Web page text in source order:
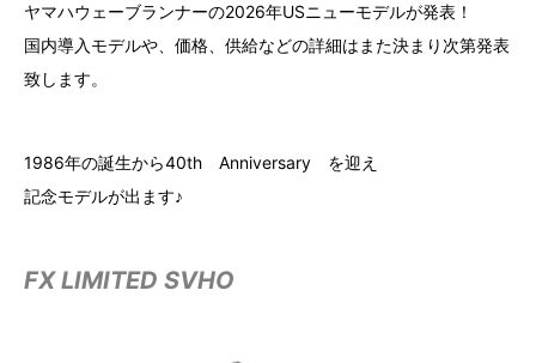
ヤマハウェーブランナーの2026年USニューモデルが発表！
国内導入モデルや、価格、供給などの詳細はまた決まり次第発表
致します。
1986年の誕生から40th Anniversary を迎え
記念モデルが出ます♪
FX LIMITED SVHO